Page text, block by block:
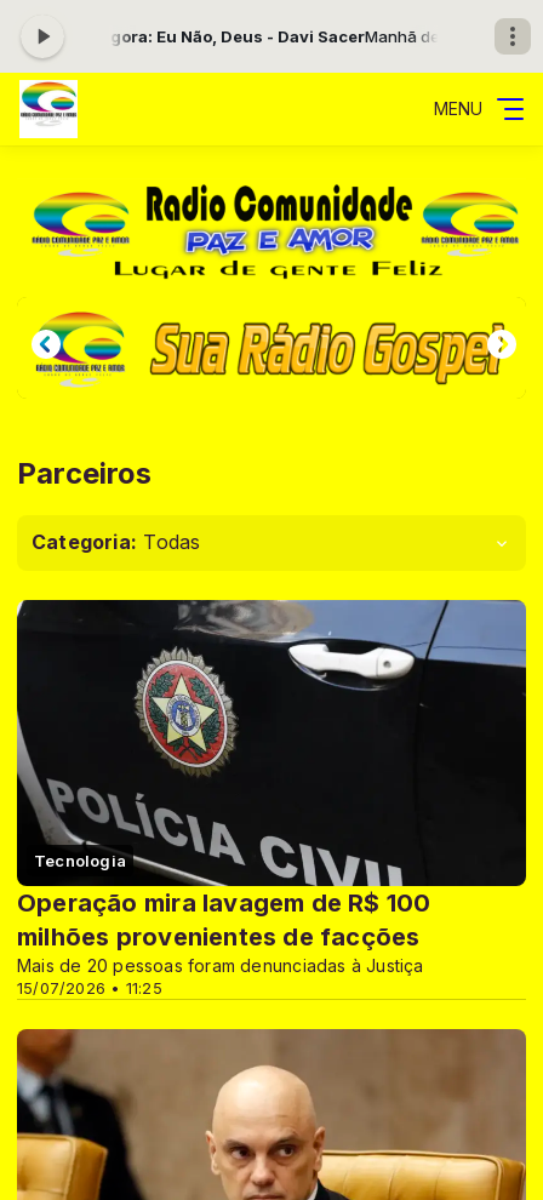
agora: Eu Não, Deus - Davi SacerManhã de Esperança com PAULO
MENU
Parceiros
Categoria: Todas
Tecnologia
15/07/2026 • 11:25
Operação mira lavagem de R$ 100
milhões provenientes de facções
Mais de 20 pessoas foram denunciadas à Justiça